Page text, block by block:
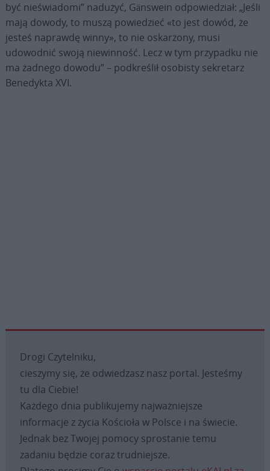
być nieświadomi” nadużyć, Gänswein odpowiedział: „Jeśli
mają dowody, to muszą powiedzieć «to jest dowód, że
jesteś naprawdę winny», to nie oskarżony, musi
udowodnić swoją niewinność. Lecz w tym przypadku nie
ma żadnego dowodu” – podkreślił osobisty sekretarz
Benedykta XVI.
Drogi Czytelniku,
cieszymy się, że odwiedzasz nasz portal. Jesteśmy
tu dla Ciebie!
Każdego dnia publikujemy najważniejsze
informacje z życia Kościoła w Polsce i na świecie.
Jednak bez Twojej pomocy sprostanie temu
zadaniu będzie coraz trudniejsze.